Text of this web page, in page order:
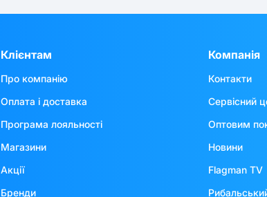
Клієнтам
Про компанію
Оплата і доставка
Програма лояльності
Магазини
Акції
Бренди
Компанія
Контакти
Сервісний
Оптовим
Новини
Flagman TV